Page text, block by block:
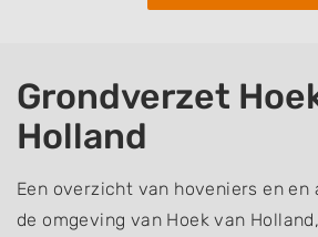
Grondverzet
Holland
Een overzicht van hoveniers en en
de omgeving van Hoek van